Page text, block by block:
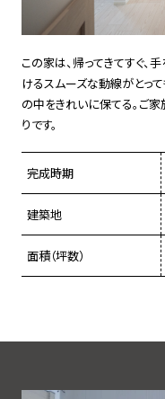
この家は、帰ってきてすぐ、
けるスムーズな動線がとっ
の中をきれいに保てる。ご
りです。
完成時期
建築地
面積（坪数）